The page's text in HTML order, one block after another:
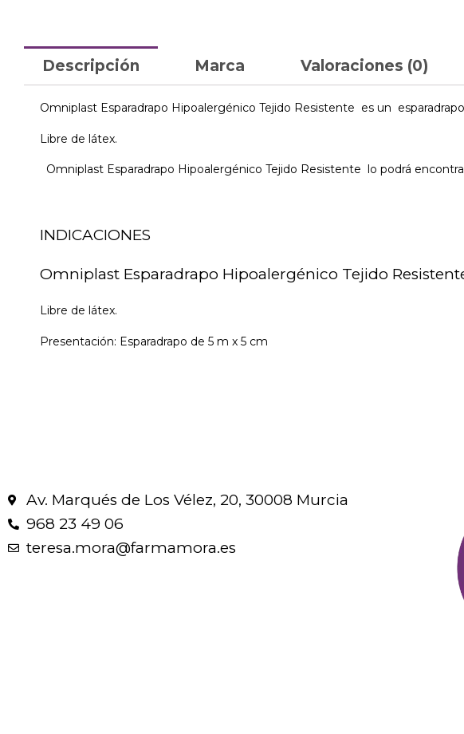
Descripción Marca Valoraciones (0)
Omniplast Esparadrapo Hipoalergénico Tejido Resistente es un
Libre de látex.
Omniplast Esparadrapo Hipoalergénico Tejido Resistente lo podrá
INDICACIONES
Omniplast Esparadrapo Hipoalergénico Tejido
Libre de látex.
Presentación: Esparadrapo de 5 m x 5 cm
Av. Marqués de Los Vélez, 20, 30008 Murcia
968 23 49 06
teresa.mora@farmamora.es